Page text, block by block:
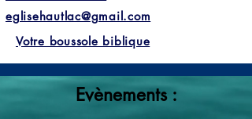
eglisehautlac@gmail.com
Votre boussole biblique
Evènements :